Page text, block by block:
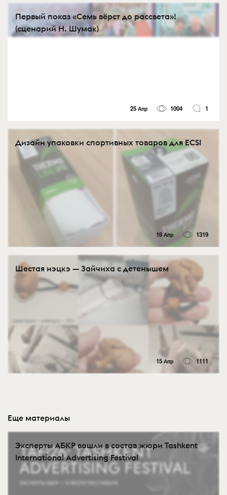
Первый показ «Семь вёрст до рассвета»!
(сценарий Н. Шумак)
25 Апр 1004 1
Дизайн упаковки спортивных товаров для ECSI
16 Апр 1319
Шестая нэцкэ — Зайчиха с детенышем
15 Апр 1111
Еще материалы
Эксперты АБКР вошли в состав жюри Tashkent
International Advertising Festival